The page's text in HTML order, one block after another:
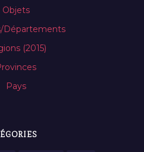
Objets
Départements
(2015)
Pays